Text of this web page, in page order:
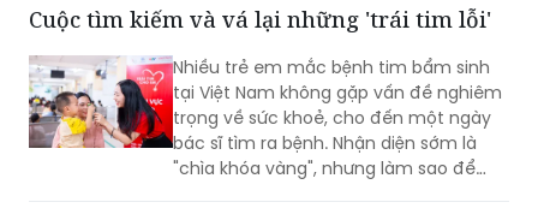
hiện đại, nơi doanh nghiệp có thể chủ
tiền và nâng cao hiệu quả vận hành
ngay từ những giao dịch hàng ngày.
Cuộc tìm kiếm và vá lại những 'trái tim lỗi'
Nhiều trẻ em mắc bệnh tim bẩm sinh
tại Việt Nam không gặp vấn đề nghiêm
trọng về sức khoẻ, cho đến một ngày
bác sĩ tìm ra bệnh. Nhận diện sớm là
"chìa khóa vàng", nhưng làm sao để